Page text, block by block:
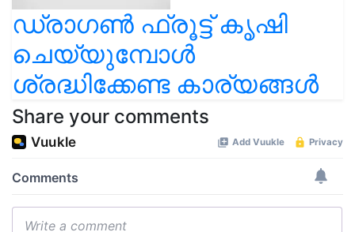
ഡ്രാഗൺ ഫ്രൂട്ട് കൃഷി
ചെയ്യുമ്പോൾ
ശ്രദ്ധിക്കേണ്ട കാര്യങ്ങൾ
Share your comments